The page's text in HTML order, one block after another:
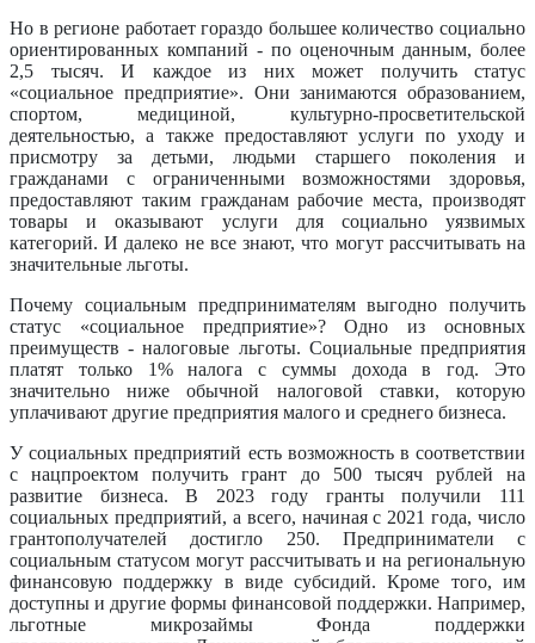
Но в регионе работает гораздо большее количество социально
ориентированных компаний - по оценочным данным, более
2,5 тысяч. И каждое из них может получить статус
«социальное предприятие». Они занимаются образованием,
спортом, медициной, культурно-просветительской
деятельностью, а также предоставляют услуги по уходу и
присмотру за детьми, людьми старшего поколения и
гражданами с ограниченными возможностями здоровья,
предоставляют таким гражданам рабочие места, производят
товары и оказывают услуги для социально уязвимых
категорий. И далеко не все знают, что могут рассчитывать на
значительные льготы.
Почему социальным предпринимателям выгодно получить
статус «социальное предприятие»? Одно из основных
преимуществ - налоговые льготы. Социальные предприятия
платят только 1% налога с суммы дохода в год. Это
значительно ниже обычной налоговой ставки, которую
уплачивают другие предприятия малого и среднего бизнеса.
У социальных предприятий есть возможность в соответствии
с нацпроектом получить грант до 500 тысяч рублей на
развитие бизнеса. В 2023 году гранты получили 111
социальных предприятий, а всего, начиная с 2021 года, число
грантополучателей достигло 250. Предприниматели с
социальным статусом могут рассчитывать и на региональную
финансовую поддержку в виде субсидий. Кроме того, им
доступны и другие формы финансовой поддержки. Например,
льготные микрозаймы Фонда поддержки